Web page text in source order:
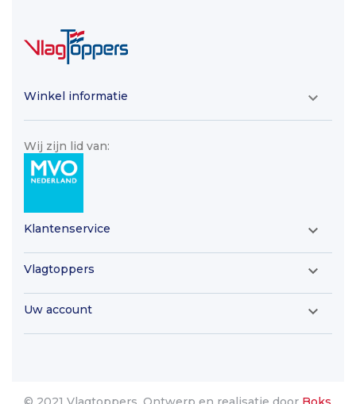
Winkel informatie 
Wij zijn lid van:
Klantenservice 
Vlagtoppers 
Uw account 